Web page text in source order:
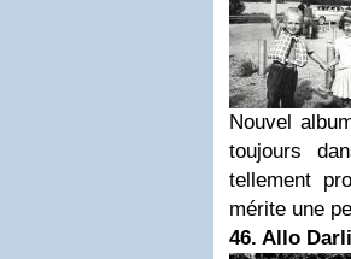
Nouvel
toujours
tellement
mérite une
46. Allo